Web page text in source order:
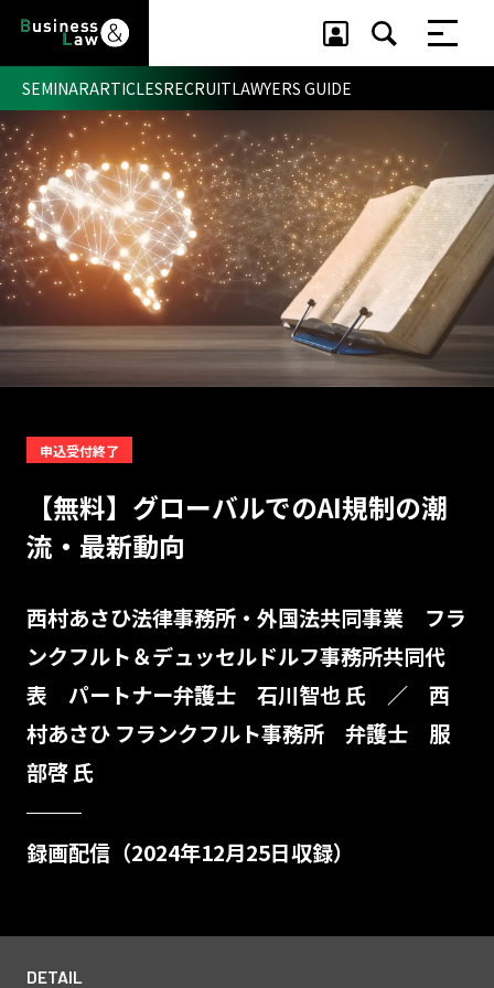
セミナー ・ 記事
セミナー
記事
リクルート
SEMINARARTICLESRECRUITLAWYERS GUIDE
申込受付終了
【無料】グローバルでのAI規制の潮
流・最新動向
西村あさひ法律事務所・外国法共同事業 フラ
ンクフルト＆デュッセルドルフ事務所共同代
表 パートナー弁護士 石川智也 氏 ／ 西
村あさひ フランクフルト事務所 弁護士 服
部啓 氏
録画配信（2024年12月25日収録）
DETAIL